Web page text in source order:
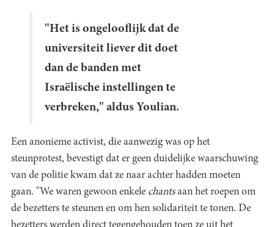
"Het is ongelooflijk dat de
universiteit liever dit doet
dan de banden met
Israëlische instellingen te
verbreken," aldus Youlian.
Een anonieme activist, die aanwezig was op het
steunprotest, bevestigt dat er geen duidelijke waarschuwing
van de politie kwam dat ze naar achter hadden moeten
gaan. "We waren gewoon enkele chantsaan het roepen om
de bezetters te steunen en om hen solidariteit te tonen. De